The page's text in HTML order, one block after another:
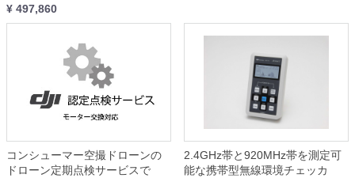
¥ 497,860
コンシューマー空撮ドローンの
ドローン定期点検サービスで
2.4GHz帯と920MHz帯を測定可
能な携帯型無線環境チェッカ